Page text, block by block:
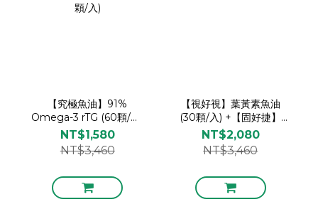
【究極魚油】91%
Omega-3 rTG (60顆/入)
+【穩好醣】白腎豆仙人掌
(60顆/入)
NT$1,580
NT$3,460
【視好視】葉黃素魚油
(30顆/入) +【固好捷】
UC-II® MSM (30顆/入)
NT$2,080
NT$3,460